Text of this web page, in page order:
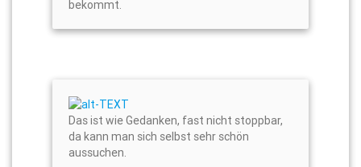
bekommt.
Das ist wie Gedanken, fast nicht stoppbar,
da kann man sich selbst sehr schön
aussuchen.